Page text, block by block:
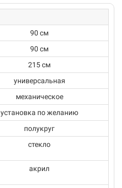
90 см
90 см
215 см
универсальная
механическое
установка по желанию
полукруг
стекло
акрил